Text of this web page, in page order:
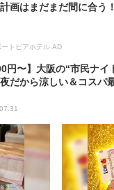
画はまだまだ間に合う！
ートピアホテル AD
円〜】大阪の“市民ナイ
だから涼しい＆コスパ